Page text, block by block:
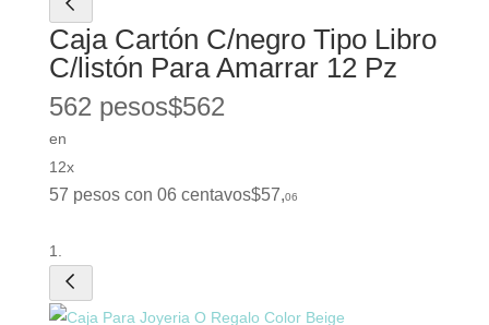
Caja Cartón C/negro Tipo Libro
C/listón Para Amarrar 12 Pz
562 pesos$562
en
12x
57 pesos con 06 centavos$57,06